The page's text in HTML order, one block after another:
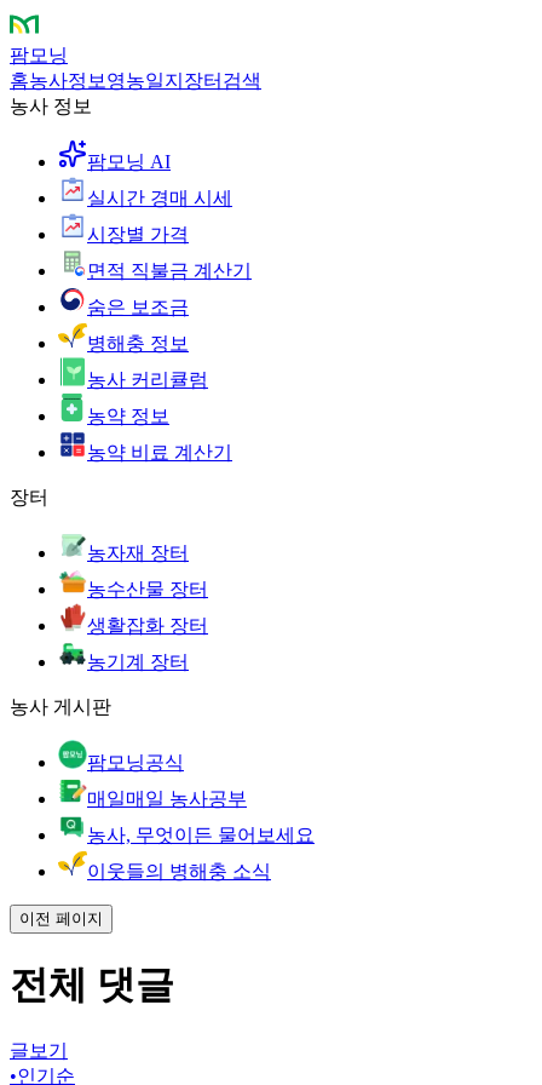
팜모닝
홈농사정보 영농일지 장터 검색
농사 정보
팜모닝 AI
실시간 경매 시세
시장별 가격
면적 직불금 계산기
숨은 보조금
병해충 정보
농사 커리큘럼
농약 정보
농약 비료 계산기
장터
농자재 장터
농수산물 장터
생활잡화 장터
농기계 장터
농사 게시판
팜모닝공식
매일매일 농사공부
농사, 무엇이든 물어보세요
이웃들의 병해충 소식
이전 페이지
전체 댓글
글보기
•인기순